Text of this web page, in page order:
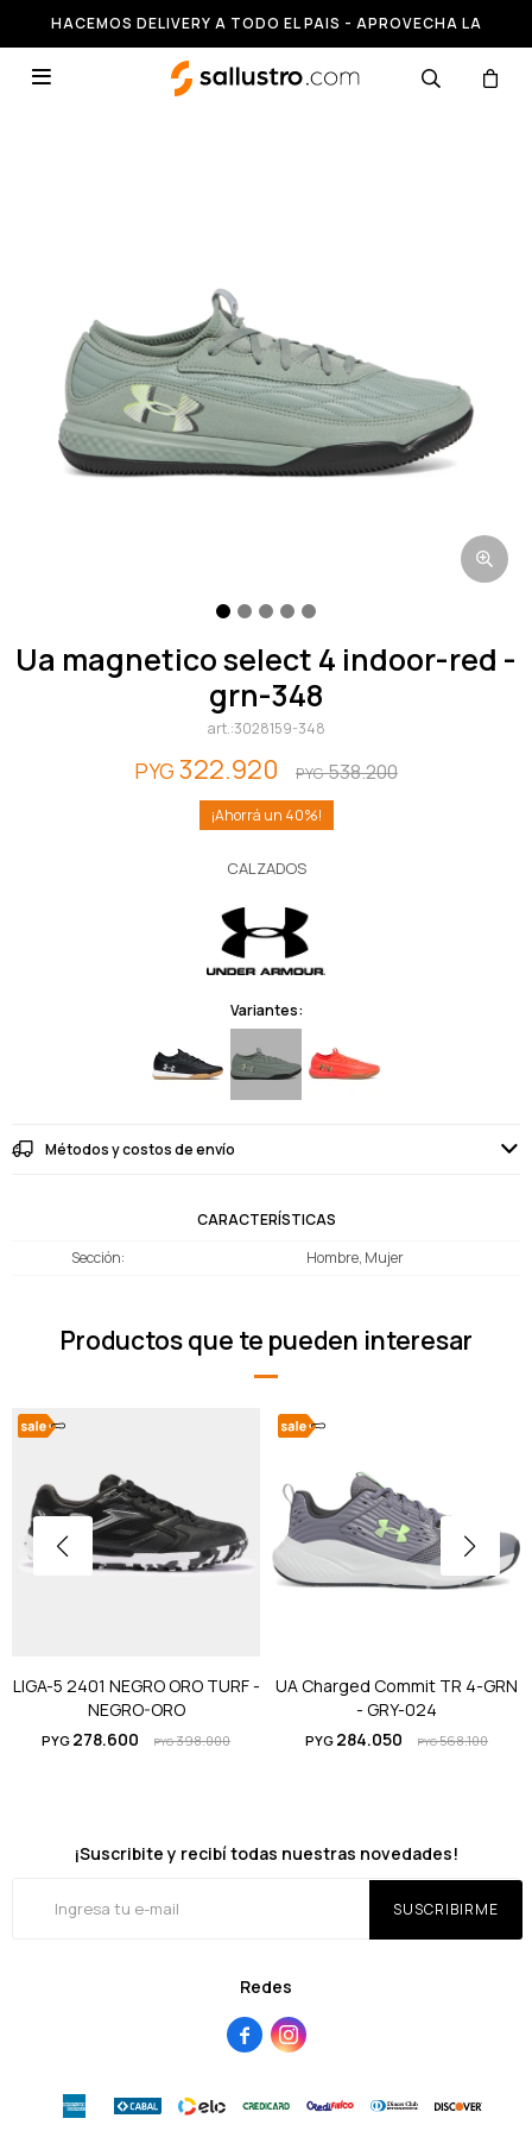
HACEMOS DELIVERY A TODO EL PAIS - APROVECHA LA
RUNNING HASTA 50% OFF

ua magnetico select 4 indoor-red -
grn-348
3028159-348
PYG 322.920 PYG538.200
40
CALZADOS
Variantes:
Métodos y costos de envío
CARACTERÍSTICAS
Sección
Hombre, Mujer
Productos que te pueden interesar
LIGA-5 2401 NEGRO ORO TURF -
NEGRO-ORO
PYG 278.600 PYG398.000
UA Charged Commit TR 4-GRN
- GRY-024
PYG 284.050 PYG568.100
Redes
 
¡Suscribite y recibí todas nuestras novedades!
SUSCRIBIRME